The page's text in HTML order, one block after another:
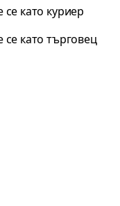
се като куриер
се като търговец